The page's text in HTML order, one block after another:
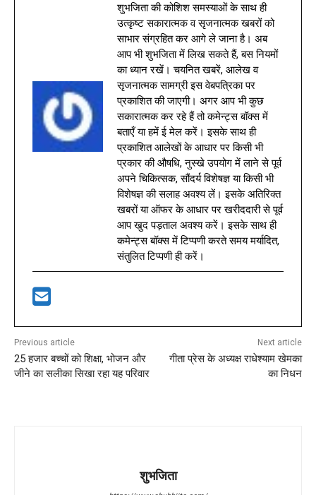
शुभजिता की कोशिश समस्याओं के साथ ही
उत्कृष्ट सकारात्मक व सृजनात्मक खबरों को
साभार संग्रहित कर आगे ले जाना है। अब
आप भी शुभजिता में लिख सकते हैं, बस नियमों
का ध्यान रखें। चयनित खबरें, आलेख व
सृजनात्मक सामग्री इस वेबपत्रिका पर
प्रकाशित की जाएगी। अगर आप भी कुछ
सकारात्मक कर रहे हैं तो कमेन्ट्स बॉक्स में
बताएँ या हमें ई मेल करें। इसके साथ ही
प्रकाशित आलेखों के आधार पर किसी भी
प्रकार की औषधि, नुस्खे उपयोग में लाने से पूर्व
अपने चिकित्सक, सौंदर्य विशेषज्ञ या किसी भी
विशेषज्ञ की सलाह अवश्य लें। इसके अतिरिक्त
खबरों या ऑफर के आधार पर खरीददारी से पूर्व
आप खुद पड़ताल अवश्य करें। इसके साथ ही
कमेन्ट्स बॉक्स में टिप्पणी करते समय मर्यादित,
संतुलित टिप्पणी ही करें।
Previous article
25 हजार बच्चों को शिक्षा, भोजन और
जीने का सलीका सिखा रहा यह परिवार
Next article
गीता प्रेस के अध्यक्ष राधेश्याम खेमका
का निधन
शुभजिता